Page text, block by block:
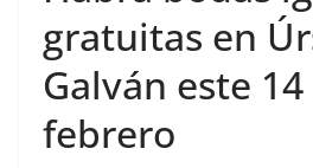
gratuitas en
Galván este
febrero